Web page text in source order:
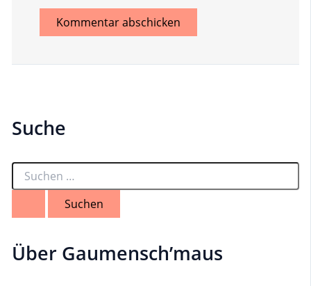
Suche
S
Über Gaumensch’maus